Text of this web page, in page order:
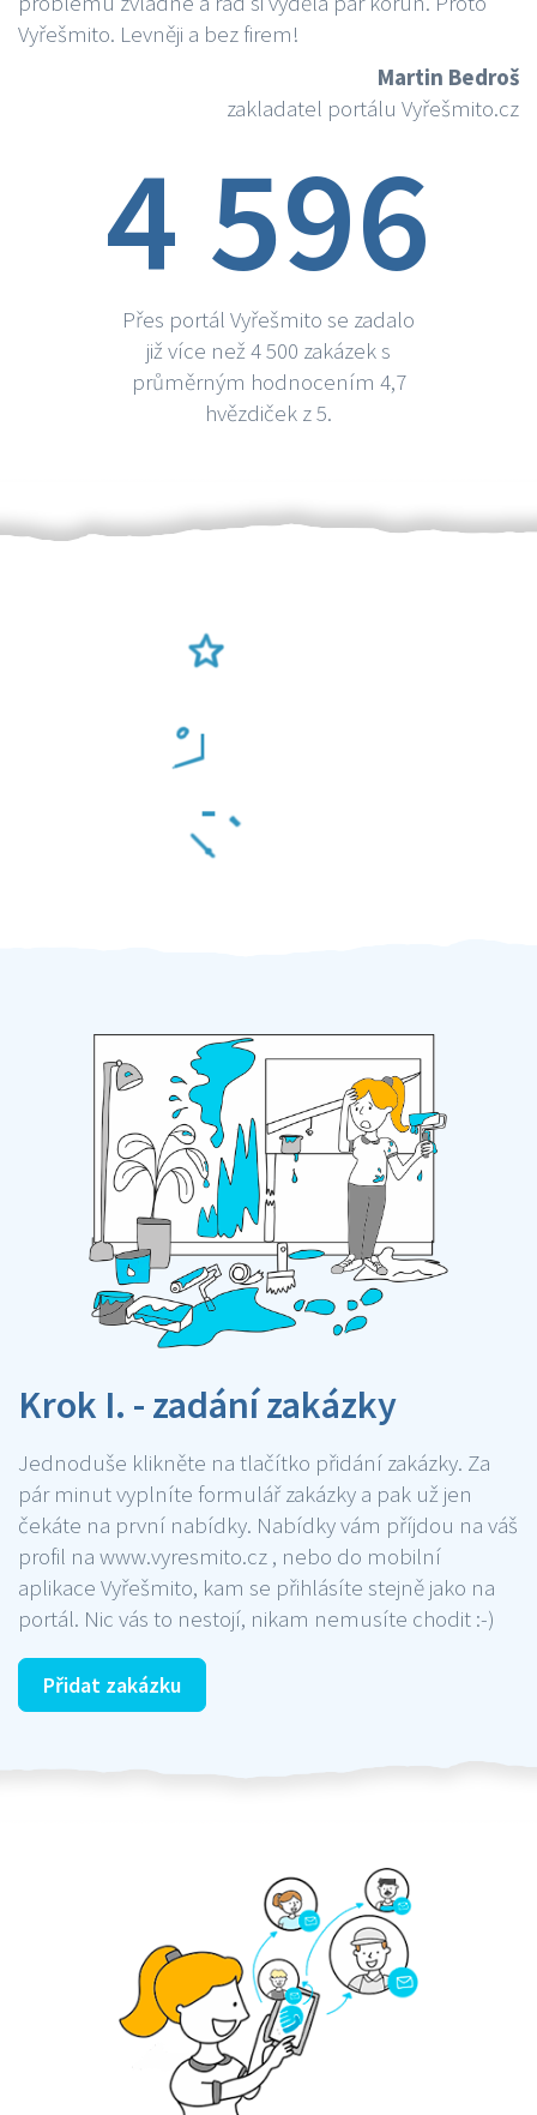
Vyřešmito. Levněji a bez firem!
Martin Bedroš
zakladatel portálu Vyřešmito.cz
4 596
Přes portál Vyřešmito se zadalo
již více než 4 500 zakázek s
průměrným hodnocením 4,7
hvězdiček z 5.
Krok I. - zadání zakázky
Jednoduše klikněte na tlačítko přidání zakázky. Za
pár minut vyplníte formulář zakázky a pak už jen
čekáte na první nabídky. Nabídky vám příjdou na váš
profil na www.vyresmito.cz , nebo do mobilní
aplikace Vyřešmito, kam se přihlásíte stejně jako na
portál. Nic vás to nestojí, nikam nemusíte chodit :-)
Přidat zakázku